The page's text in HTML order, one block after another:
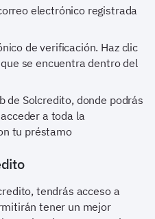
se encuentra dentro del
a toda la
tu préstamo
tendrás acceso a
tener un mejor